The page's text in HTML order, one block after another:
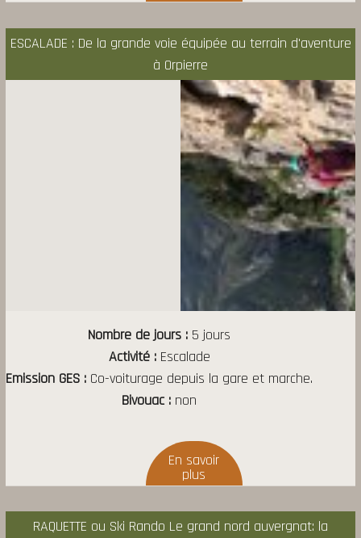
ESCALADE : De la grande voie équipée au terrain d'aventure
à Orpierre
Nombre de jours
5 jours
Activité
Escalade
Emission GES
Co-voiturage depuis la gare et marche.
Bivouac
non
RAQUETTE ou Ski Rando Le grand nord auvergnat: la